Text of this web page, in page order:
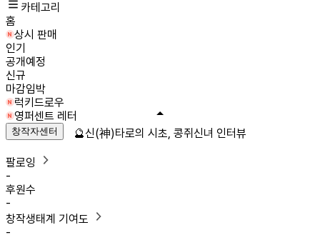
카테고리
홈
상시 판매
인기
공개예정
신규
마감임박
럭키드로우
영퍼센트 레터
창작자센터
팔로잉
-
후원수
-
창작생태계 기여도
-
🔮신(神)타로의 시초, 콩쥐신녀 인터뷰